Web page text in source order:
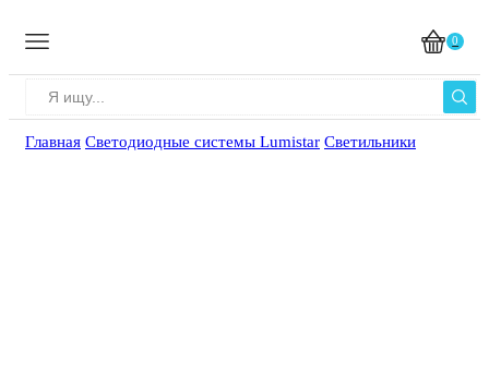
0
Главная Светодиодные системы Lumistar Светильники